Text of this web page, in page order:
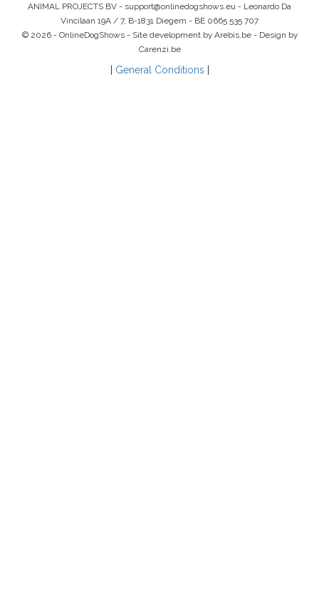
ANIMAL PROJECTS BV - support@onlinedogshows.eu - Leonardo Da
Vincilaan 19A / 7, B-1831 Diegem - BE 0665 535 707
© 2026 - OnlineDogShows - Site development by Arebis.be - Design by
Carenzi.be
General Conditions